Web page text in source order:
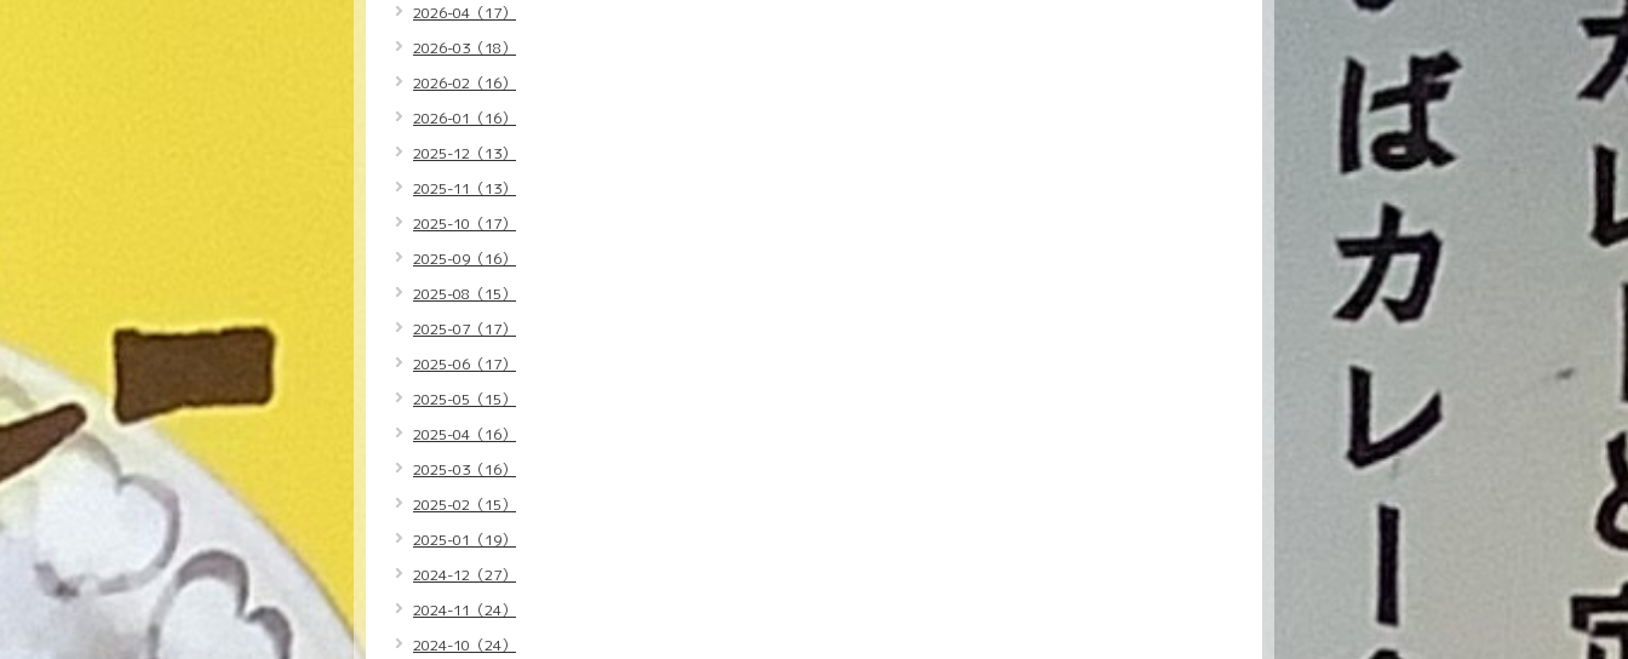
2026-04（17）
2026-03（18）
2026-02（16）
2026-01（16）
2025-12（13）
2025-11（13）
2025-10（17）
2025-09（16）
2025-08（15）
2025-07（17）
2025-06（17）
2025-05（15）
2025-04（16）
2025-03（16）
2025-02（15）
2025-01（19）
2024-12（27）
2024-11（24）
2024-10（24）